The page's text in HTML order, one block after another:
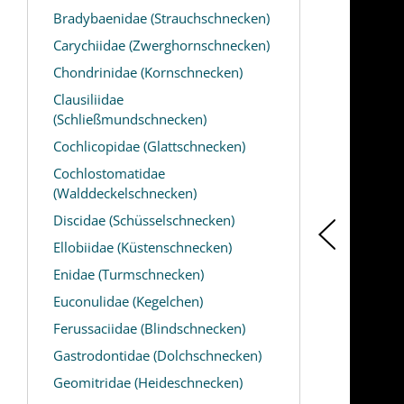
Bradybaenidae (Strauchschnecken)
Carychiidae (Zwerghornschnecken)
Chondrinidae (Kornschnecken)
Clausiliidae
(Schließmundschnecken)
Cochlicopidae (Glattschnecken)
Cochlostomatidae
(Walddeckelschnecken)
Discidae (Schüsselschnecken)
Ellobiidae (Küstenschnecken)
Enidae (Turmschnecken)
Euconulidae (Kegelchen)
Ferussaciidae (Blindschnecken)
Gastrodontidae (Dolchschnecken)
Geomitridae (Heideschnecken)